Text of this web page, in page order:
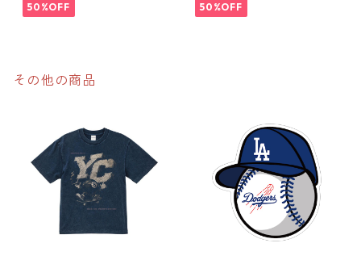
50%OFF 50%OFF
その他の商品